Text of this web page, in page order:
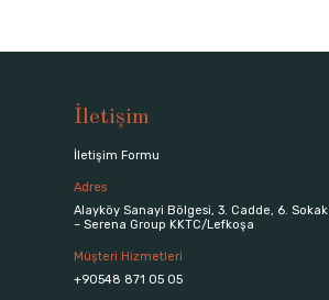
İletişim
İletişim Formu
Adres
Alayköy Sanayi Bölgesi, 3. Cadde, 6. Sokak
– Serena Group KKTC/Lefkoşa
Müşteri Hizmetleri
+90548 871 05 05